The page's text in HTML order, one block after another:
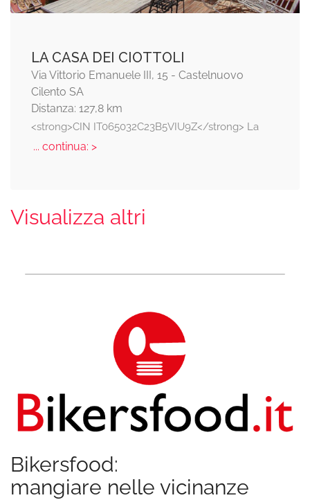
LA CASA DEI CIOTTOLI
Via Vittorio Emanuele III, 15 - Castelnuovo
Cilento SA
Distanza: 127,8 km
<strong>CIN IT065032C23B5VIU9Z</strong> La
... continua: >
Visualizza altri
Bikersfood:
mangiare nelle vicinanze